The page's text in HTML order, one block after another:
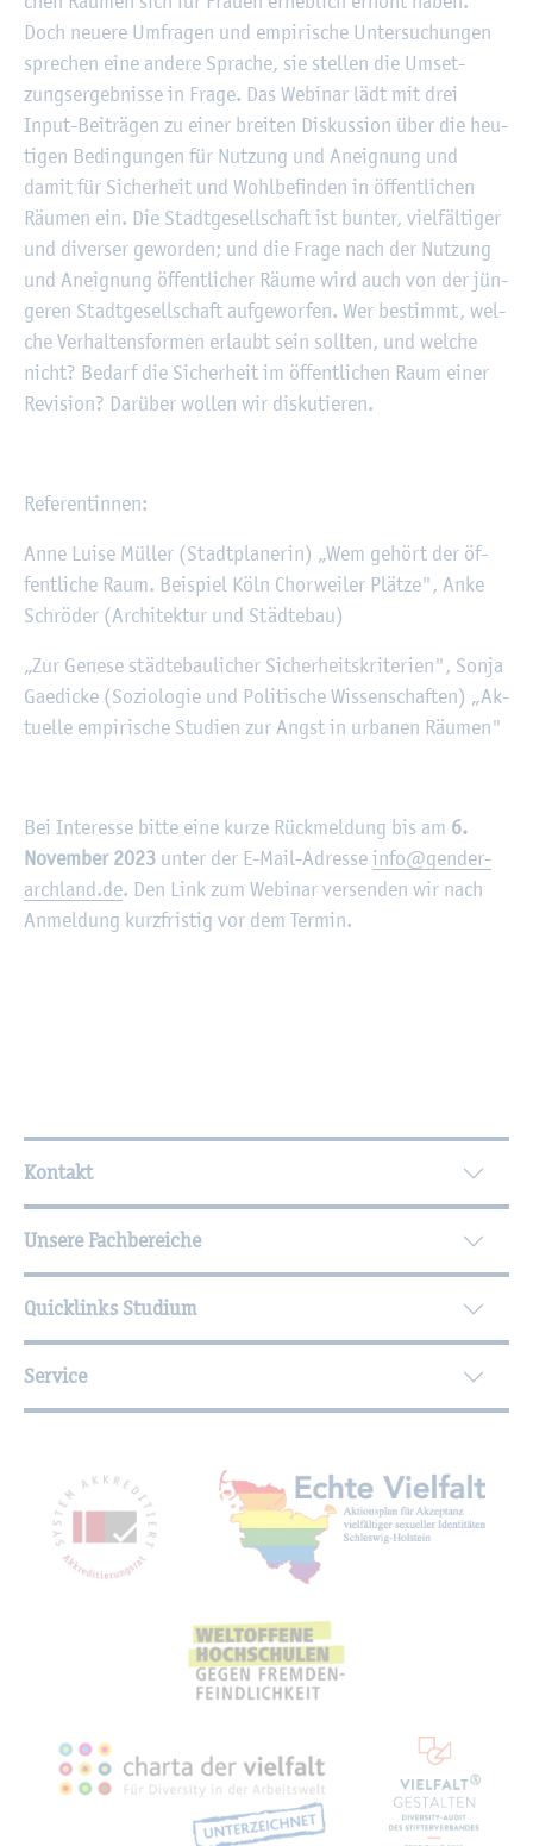
Doch neue­re Um­fra­gen und em­pi­ri­sche Un­ter­su­chun­gen
spre­chen eine an­de­re Spra­che, sie stel­len die Um­set­
zungs­er­geb­nis­se in Frage. Das We­bi­nar lädt mit drei
Input-Bei­trä­gen zu einer brei­ten Dis­kus­si­on über die heu­
ti­gen Be­din­gun­gen für Nut­zung und An­eig­nung und
damit für Si­cher­heit und Wohl­be­fin­den in öf­fent­li­chen
Räu­men ein. Die Stadt­ge­sell­schaft ist bun­ter, viel­fäl­ti­ger
und di­ver­ser ge­wor­den; und die Frage nach der Nut­zung
und An­eig­nung öf­fent­li­cher Räume wird auch von der jün­
ge­ren Stadt­ge­sell­schaft auf­ge­wor­fen. Wer be­stimmt, wel­
che Ver­hal­tens­for­men er­laubt sein soll­ten, und wel­che
nicht? Be­darf die Si­cher­heit im öf­fent­li­chen Raum einer
Re­vi­si­on? Dar­über wol­len wir dis­ku­tie­ren.
Re­fe­ren­tin­nen:
Anne Luise Mül­ler (Stadt­pla­ne­rin) „Wem ge­hört der öf­
fent­li­che Raum. Bei­spiel Köln Chor­wei­ler Plät­ze", Anke
Schrö­der (Ar­chi­tek­tur und Städ­te­bau)
„Zur Ge­ne­se städ­te­bau­li­cher Si­cher­heits­kri­te­ri­en", Sonja
Ga­edi­cke (So­zio­lo­gie und Po­li­ti­sche Wis­sen­schaf­ten) „Ak­
tu­el­le em­pi­ri­sche Stu­di­en zur Angst in ur­ba­nen Räu­men"
Bei In­ter­es­se bitte eine kurze Rück­mel­dung bis am 6.​
November 2023 unter der E-Mail-Adres­se info@​gender-​
archland.​de. Den Link zum We­bi­nar ver­sen­den wir nach
An­mel­dung kurz­fris­tig vor dem Ter­min.
Wei­ter­füh­ren­de In­for­ma­tio­nen
Kontakt
Unsere Fachbereiche
Quicklinks Studium
Service
Mit­glied­schaf­ten,